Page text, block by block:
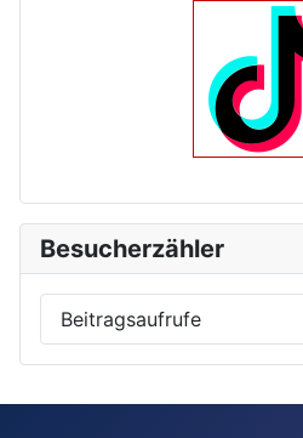
Besucherzähler
Beitragsaufrufe